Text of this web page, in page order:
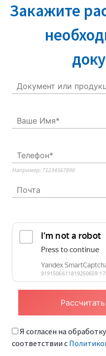
Закажите
Например: 71234567890
Я согласен на
соответствии с